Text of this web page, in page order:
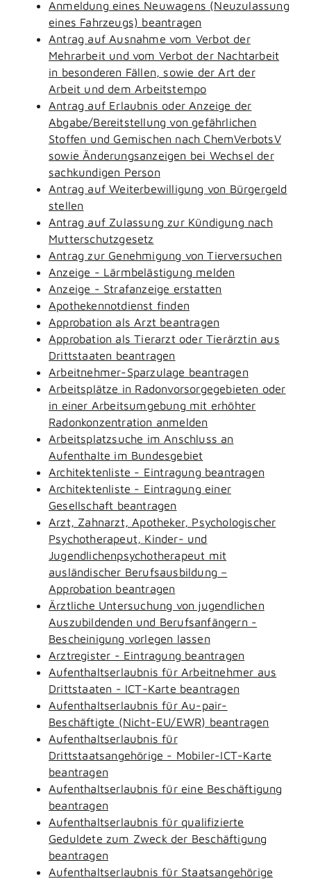
Anmeldung eines Neuwagens (Neuzulassung
eines Fahrzeugs) beantragen
Antrag auf Ausnahme vom Verbot der
Mehrarbeit und vom Verbot der Nachtarbeit
in besonderen Fällen, sowie der Art der
Arbeit und dem Arbeitstempo
Antrag auf Erlaubnis oder Anzeige der
Abgabe/Bereitstellung von gefährlichen
Stoffen und Gemischen nach ChemVerbotsV
sowie Änderungsanzeigen bei Wechsel der
sachkundigen Person
Antrag auf Weiterbewilligung von Bürgergeld
stellen
Antrag auf Zulassung zur Kündigung nach
Mutterschutzgesetz
Antrag zur Genehmigung von Tierversuchen
Anzeige - Lärmbelästigung melden
Anzeige - Strafanzeige erstatten
Apothekennotdienst finden
Approbation als Arzt beantragen
Approbation als Tierarzt oder Tierärztin aus
Drittstaaten beantragen
Arbeitnehmer-Sparzulage beantragen
Arbeitsplätze in Radonvorsorgegebieten oder
in einer Arbeitsumgebung mit erhöhter
Radonkonzentration anmelden
Arbeitsplatzsuche im Anschluss an
Aufenthalte im Bundesgebiet
Architektenliste - Eintragung beantragen
Architektenliste - Eintragung einer
Gesellschaft beantragen
Arzt, Zahnarzt, Apotheker, Psychologischer
Psychotherapeut, Kinder- und
Jugendlichenpsychotherapeut mit
ausländischer Berufsausbildung –
Approbation beantragen
Ärztliche Untersuchung von jugendlichen
Auszubildenden und Berufsanfängern -
Bescheinigung vorlegen lassen
Arztregister - Eintragung beantragen
Aufenthaltserlaubnis für Arbeitnehmer aus
Drittstaaten - ICT-Karte beantragen
Aufenthaltserlaubnis für Au-pair-
Beschäftigte (Nicht-EU/EWR) beantragen
Aufenthaltserlaubnis für
Drittstaatsangehörige - Mobiler-ICT-Karte
beantragen
Aufenthaltserlaubnis für eine Beschäftigung
beantragen
Aufenthaltserlaubnis für qualifizierte
Geduldete zum Zweck der Beschäftigung
beantragen
Aufenthaltserlaubnis für Staatsangehörige